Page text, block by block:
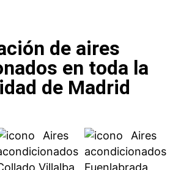
de aires
en toda la
de Madrid
Aires
Villalba
Aires
acondicionados
Fuenlabrada